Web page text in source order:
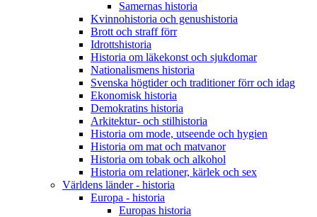
Samernas historia
Kvinnohistoria och genushistoria
Brott och straff förr
Idrottshistoria
Historia om läkekonst och sjukdomar
Nationalismens historia
Svenska högtider och traditioner förr och idag
Ekonomisk historia
Demokratins historia
Arkitektur- och stilhistoria
Historia om mode, utseende och hygien
Historia om mat och matvanor
Historia om tobak och alkohol
Historia om relationer, kärlek och sex
Världens länder - historia
Europa - historia
Europas historia